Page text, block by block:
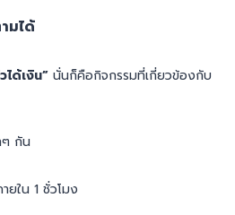
มได้
ได้เงิน” นั่นก็คือกิจกรรมที่เกี่ยวข้องกับ
ๆ กัน
ยใน 1 ชั่วโมง